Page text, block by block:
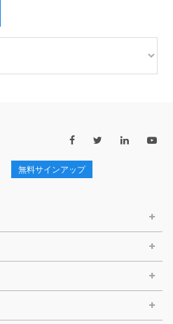
無料サインアップ